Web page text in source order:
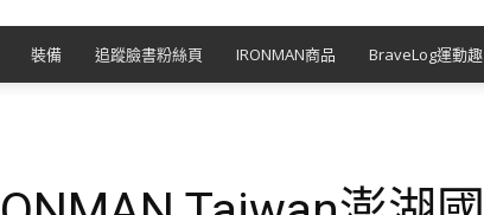
裝備 追蹤臉書粉絲頁 IRONMAN商品 BraveLog運動趣